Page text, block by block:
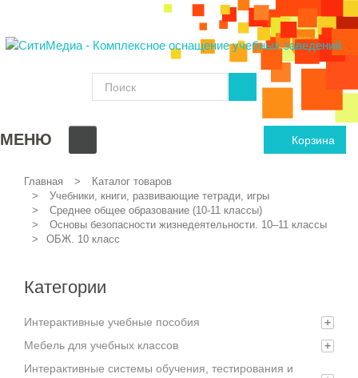
Корзина
МЕНЮ
Главная
Каталог товаров
Учебники, книги, развивающие тетради, игры
Среднее общее образование (10-11 классы)
Основы безопасности жизнедеятельности. 10–11 классы
ОБЖ. 10 класс
Категории
Интерактивные учебные пособия
+
Мебель для учебных классов
+
Интерактивные системы обучения, тестирования и